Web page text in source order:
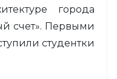
города
счет». Первыми
студентки